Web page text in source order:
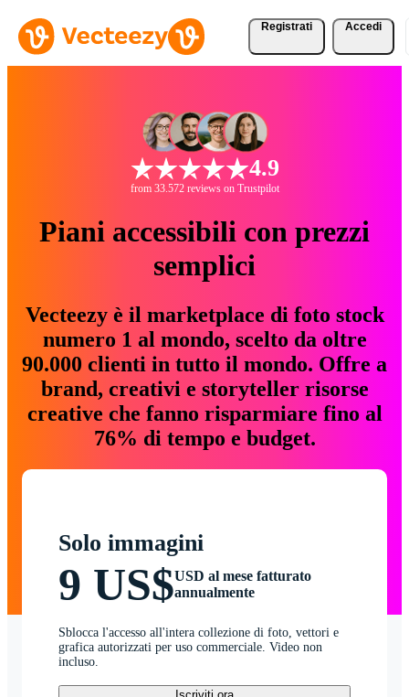
Registrati Accedi
4.9
from 33.572 reviews on Trustpilot
Piani accessibili con prezzi
semplici
Vecteezy è il marketplace di foto stock
numero 1 al mondo, scelto da oltre
90.000 clienti in tutto il mondo. Offre a
brand, creativi e storyteller risorse
creative che fanno risparmiare fino al
76% di tempo e budget.
Solo immagini
9 US$USD al mese fatturato
annualmente
Sblocca l'accesso all'intera collezione di foto, vettori e
grafica autorizzati per uso commerciale. Video non
incluso.